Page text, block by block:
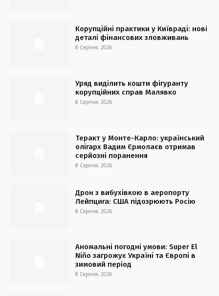
Корупційні практики у Київраді: нові
деталі фінансових зловживань
8 Серпня, 2026
Уряд виділить кошти фігуранту
корупційних справ Малявко
8 Серпня, 2026
Теракт у Монте-Карло: український
олігарх Вадим Єрмолаєв отримав
серйозні поранення
8 Серпня, 2026
Дрон з вибухівкою в аеропорту
Лейпцига: США підозрюють Росію
8 Серпня, 2026
Аномальні погодні умови: Super El
Niño загрожує Україні та Європі в
зимовий період
8 Серпня, 2026